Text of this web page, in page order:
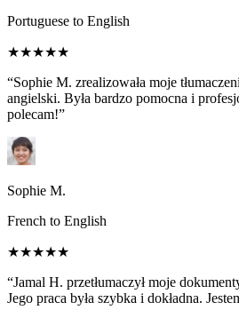
Portuguese to English
★★★★★
“Sophie M. zrealizowała moje
angielski. Była bardzo pomocna i
polecam!”
Sophie M.
French to English
★★★★★
“Jamal H. przetłumaczył moje
Jego praca była szybka i dokładna.